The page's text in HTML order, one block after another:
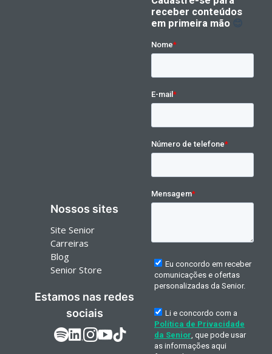
Nossos sites
Site Senior
Carreiras
Blog
Senior Store
Estamos nas redes
sociais